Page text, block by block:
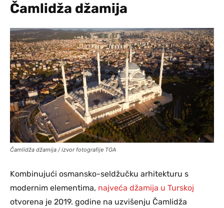
Čamlidža džamija
Čamlidža džamija / izvor fotografije TGA
Kombinujući osmansko-seldžučku arhitekturu s
modernim elementima, najveća džamija u Turskoj
otvorena je 2019. godine na uzvišenju Čamlidža